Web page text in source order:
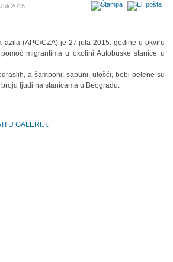
2015
azila (APC/CZA) je 27.jula 2015. godine u okviru
migrantima u okolini Autobuske stanice u
a šamponi, sapuni, ulošći, bebi pelene su
ljudi na stanicama u Beogradu.
U GALERIJI.